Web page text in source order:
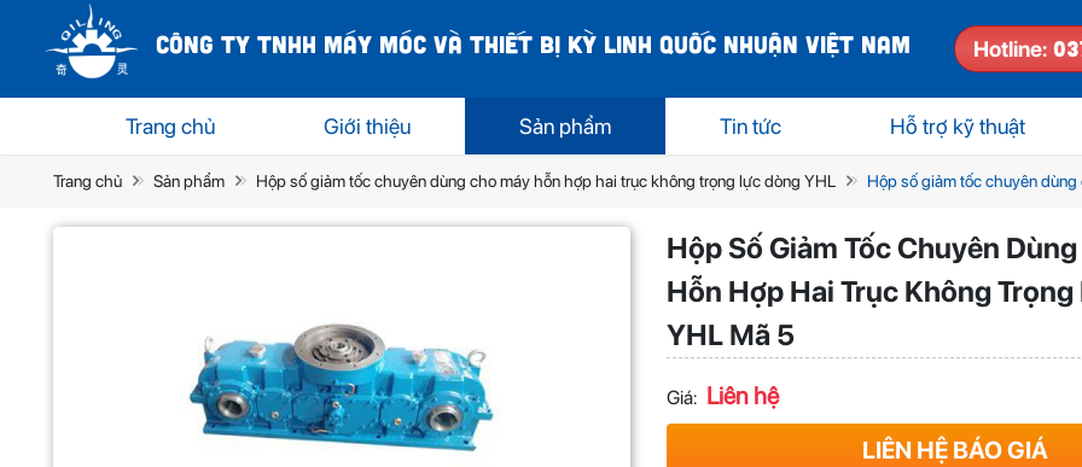
CÔNG TY TNHH MÁY MÓC VÀ THIẾT BỊ KỲ LINH QUỐC NHUẬN VIỆT NAM Hotline:
Trang chủ Giới thiệu Sản phẩm Tin tức Hỗ trợ kỹ thuật
Trang chủ Sản phẩm Hộp số giảm tốc chuyên dùng cho máy hỗn hợp hai trục không trọng lực dòng YHL Hộp số giảm tốc chuyên
Hộp Số Giảm Tốc Chuyên
Hỗn Hợp Hai Trục Không
YHL Mã 5
Giá: Liên hệ
LIÊN HỆ BÁO GIÁ